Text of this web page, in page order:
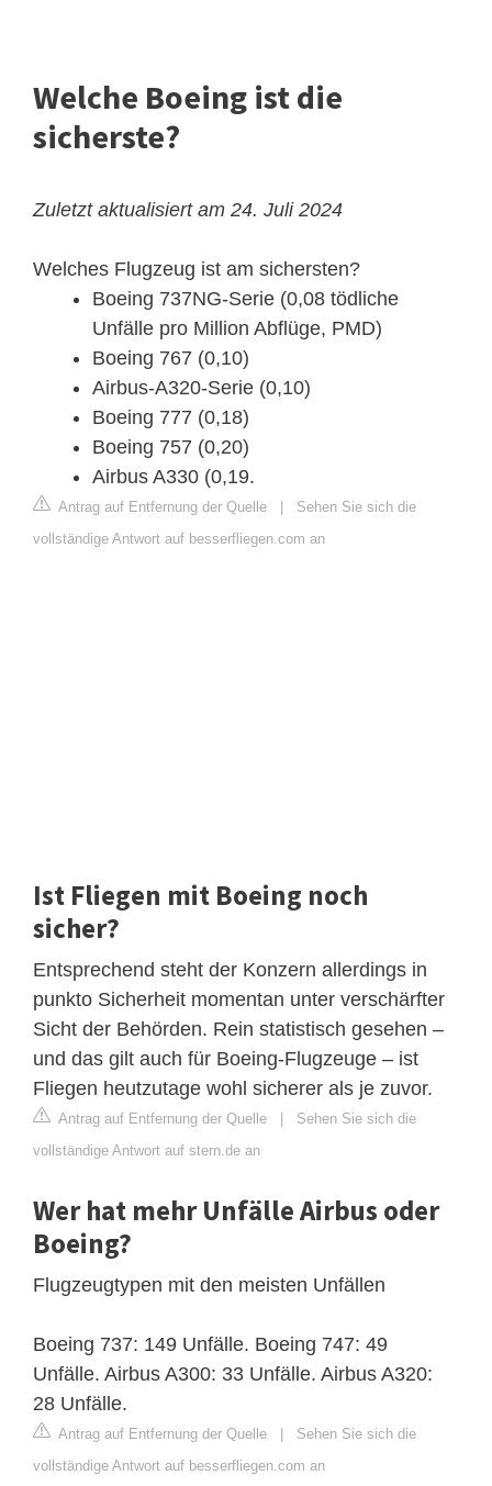
Welche Boeing ist die
sicherste?
Zuletzt aktualisiert am 24. Juli 2024
Welches Flugzeug ist am sichersten?
Boeing 737NG-Serie (0,08 tödliche
Unfälle pro Million Abflüge, PMD)
Boeing 767 (0,10)
Airbus-A320-Serie (0,10)
Boeing 777 (0,18)
Boeing 757 (0,20)
Airbus A330 (0,19.
Antrag auf Entfernung der Quelle
Sehen Sie sich die
vollständige Antwort auf besserfliegen.com an
Ist Fliegen mit Boeing noch
sicher?
Entsprechend steht der Konzern allerdings in
punkto Sicherheit momentan unter verschärfter
Sicht der Behörden. Rein statistisch gesehen –
und das gilt auch für Boeing-Flugzeuge – ist
Fliegen heutzutage wohl sicherer als je zuvor.
Antrag auf Entfernung der Quelle
Sehen Sie sich die
vollständige Antwort auf stern.de an
Wer hat mehr Unfälle Airbus oder
Boeing?
Flugzeugtypen mit den meisten Unfällen
Boeing 737: 149 Unfälle. Boeing 747: 49
Unfälle. Airbus A300: 33 Unfälle. Airbus A320:
28 Unfälle.
Antrag auf Entfernung der Quelle
Sehen Sie sich die
vollständige Antwort auf besserfliegen.com an